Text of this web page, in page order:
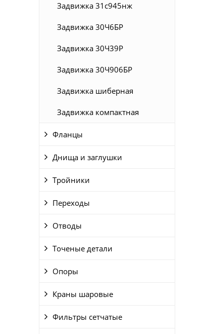
Задвижка 31с945нж
Задвижка 30Ч6БР
Задвижка 30Ч39Р
Задвижка 30Ч906БР
Задвижка шиберная
Задвижка компактная
Фланцы
Днища и заглушки
Тройники
Переходы
Отводы
Точеные детали
Опоры
Краны шаровые
Фильтры сетчатые